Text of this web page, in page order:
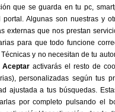
Complejo Rural Aguas Frías
La Omañuela (León)
que se guarda en tu pc,
portal. Algunas son nuestras y
externas que nos prestan
para que todo funcione
y no necesitan de tu
Aceptar activarás el resto de
personalizadas según tus
ajustada a tus búsquedas.
por completo pulsando el